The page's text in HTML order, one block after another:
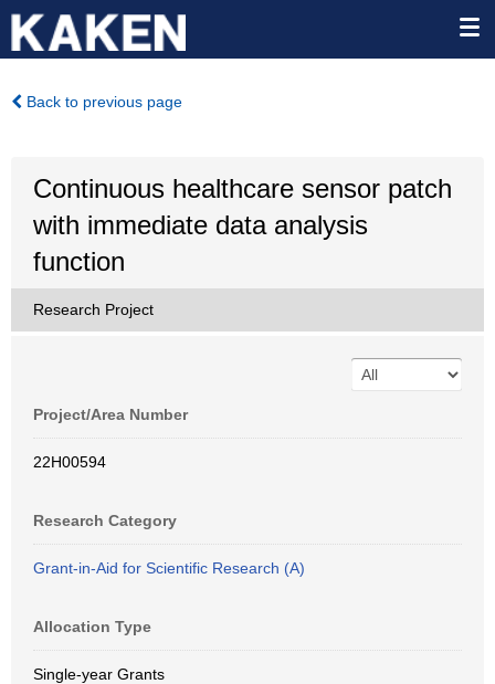
Back to previous page
Continuous healthcare sensor patch
with immediate data analysis
function
Research Project
Project/Area Number
22H00594
Research Category
Grant-in-Aid for Scientific Research (A)
Allocation Type
Single-year Grants